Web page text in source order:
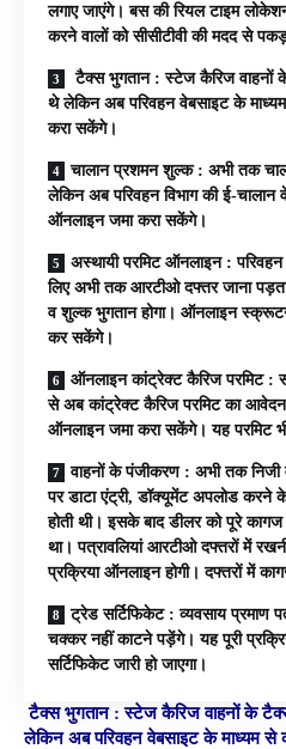
लगाए जाएंगे। बस की रियल टाइम
करने वालों को सीसीटीवी की मदद से
टैक्स भुगतान : स्टेज कैरिज वाहनों
थे लेकिन अब परिवहन वेबसाइट के
करा सकेंगे।
चालान प्रशमन शुल्क : अभी तक
लेकिन अब परिवहन विभाग की ई-चालान
ऑनलाइन जमा करा सकेंगे।
अस्थायी परमिट ऑनलाइन :
लिए अभी तक आरटीओ दफ्तर जाना
व शुल्क भुगतान होगा। ऑनलाइन
कर सकेंगे।
ऑनलाइन कांट्रेक्ट कैरिज परमिट :
से अब कांट्रेक्ट कैरिज परमिट का
ऑनलाइन जमा करा सकेंगे। यह परमिट
वाहनों के पंजीकरण : अभी तक निजी
पर डाटा एंट्री, डॉक्यूमेंट अपलोड
होती थी। इसके बाद डीलर को पूरे
था। पत्रावलियां आरटीओ दफ्तरों में
प्रक्रिया ऑनलाइन होगी। दफ्तरों में
ट्रेड सर्टिफिकेट : व्यवसाय प्रमाण
चक्कर नहीं काटने पड़ेंगे। यह पूरी
सर्टिफिकेट जारी हो जाएगा।
टैक्स भुगतान : स्टेज कैरिज वाहनों के
लेकिन अब परिवहन वेबसाइट के माध्यम